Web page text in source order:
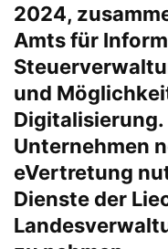
2024,
Amts für
und
Digitalisierung.
Unternehmen
eVertretung
Dienste der